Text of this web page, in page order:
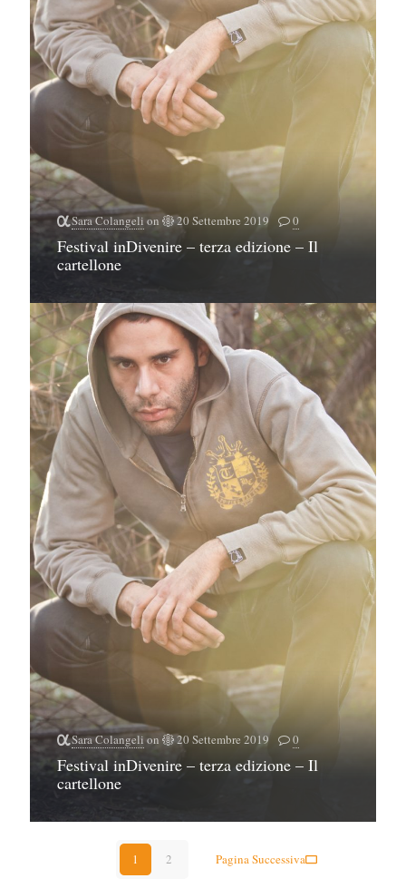
Sara Colangeli on 20 Settembre 2019 0
Festival inDivenire – terza edizione – Il
cartellone
Sara Colangeli on 20 Settembre 2019 0
Festival inDivenire – terza edizione – Il
cartellone
1 2 Pagina Successiva